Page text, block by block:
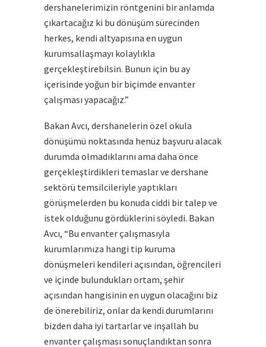
dershanelerimizin röntgenini bir anlamda
çıkartacağız ki bu dönüşüm sürecinden
herkes, kendi altyapısına en uygun
kurumsallaşmayı kolaylıkla
gerçekleştirebilsin. Bunun için bu ay
içerisinde yoğun bir biçimde envanter
çalışması yapacağız.”
Bakan Avcı, dershanelerin özel okula
dönüşümü noktasında henüz başvuru alacak
durumda olmadıklarını ama daha önce
gerçekleştirdikleri temaslar ve dershane
sektörü temsilcileriyle yaptıkları
görüşmelerden bu konuda ciddi bir talep ve
istek olduğunu gördüklerini söyledi. Bakan
Avcı, “Bu envanter çalışmasıyla
kurumlarımıza hangi tip kuruma
dönüşmeleri kendileri açısından, öğrencileri
ve içinde bulundukları ortam, şehir
açısından hangisinin en uygun olacağını biz
de önerebiliriz, onlar da kendi durumlarını
bizden daha iyi tartarlar ve inşallah bu
envanter çalışması sonuçlandıktan sonra